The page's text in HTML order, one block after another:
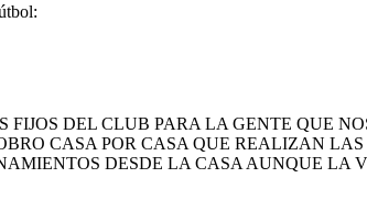
DEL CLUB PARA LA GENTE QUE
CASA POR CASA QUE REALIZAN
DESDE LA CASA AUNQUE LA